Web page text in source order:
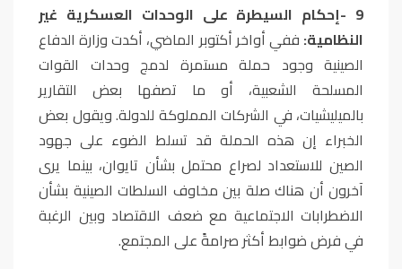
9
-إحكام السيطرة على الوحدات العسكرية غير
النظامية: ففي أواخر أكتوبر الماضي، أكدت وزارة الدفاع
الصينية وجود حملة مستمرة لدمج وحدات القوات
المسلحة الشعبية، أو ما تصفها بعض التقارير
بالميليشيات، في الشركات المملوكة للدولة. ويقول بعض
الخبراء إن هذه الحملة قد تسلط الضوء على جهود
الصين للاستعداد لصراع محتمل بشأن تايوان، بينما يرى
آخرون أن هناك صلة بين مخاوف السلطات الصينية بشأن
الاضطرابات الاجتماعية مع ضعف الاقتصاد وبين الرغبة
في فرض ضوابط أكثر صرامةً على المجتمع.